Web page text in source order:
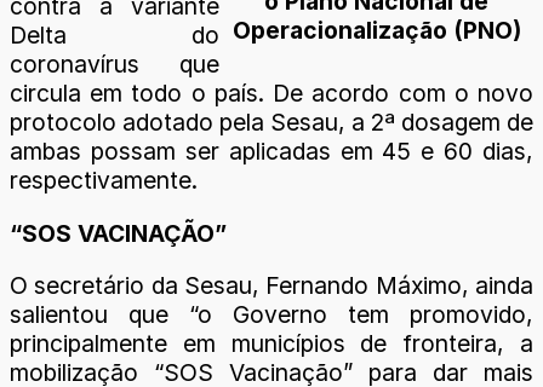
Operacionalização (PNO)
contra a variante
Delta do
coronavírus que
circula em todo o país. De acordo com o novo
protocolo adotado pela Sesau, a 2ª dosagem de
ambas possam ser aplicadas em 45 e 60 dias,
respectivamente.
“SOS VACINAÇÃO”
O secretário da Sesau, Fernando Máximo, ainda
salientou que “o Governo tem promovido,
principalmente em municípios de fronteira, a
mobilização “SOS Vacinação” para dar mais